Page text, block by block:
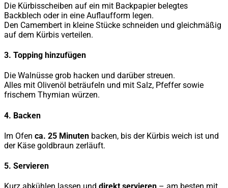
Die Kürbisscheiben auf ein mit Backpapier belegtes
Backblech oder in eine Auflaufform legen.
Den Camembert in kleine Stücke schneiden und gleichmäßig
auf dem Kürbis verteilen.
3. Topping hinzufügen
Die Walnüsse grob hacken und darüber streuen.
Alles mit Olivenöl beträufeln und mit Salz, Pfeffer sowie
frischem Thymian würzen.
4. Backen
Im Ofen ca. 25 Minuten backen, bis der Kürbis weich ist und
der Käse goldbraun zerläuft.
5. Servieren